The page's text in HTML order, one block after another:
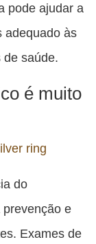
pode ajudar a
adequado às
de saúde.
é muito
do
e
Exames de